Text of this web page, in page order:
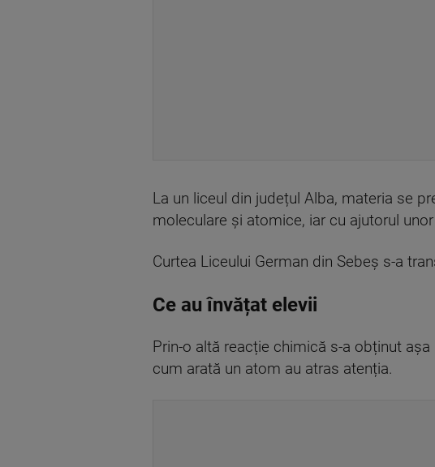
La un liceul din județul Alba, materia se
moleculare și atomice, iar cu ajutorul
Curtea Liceului German din Sebeș s-a
Ce au învățat elevii
Prin-o altă reacție chimică s-a obținut
cum arată un atom au atras atenția.